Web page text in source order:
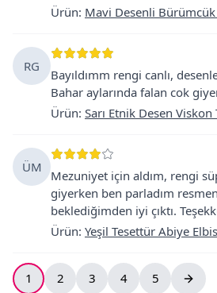
Ürün: Mavi Desenli
RG
Bayıldımm rengi canlı,
Bahar aylarında falan cok
Ürün: Sarı Etnik Desen
ÜM
Mezuniyet için aldım, rengi
giyerken ben parladım
beklediğimden iyi çıktı.
Ürün: Yeşil Tesettür Abiye
1 2 3 4 5